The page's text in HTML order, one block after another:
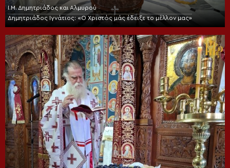
Ι.Μ. Δημητριάδος και Αλμυρού
Δημητριάδος Ιγνάτιος: «Ο Χριστός μάς έδειξε το μέλλον μας»